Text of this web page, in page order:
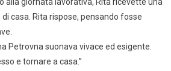
alla giornata lavorativa, Rita ricevette una
casa. Rita rispose, pensando fosse
Petrovna suonava vivace ed esigente.
e tornare a casa.”